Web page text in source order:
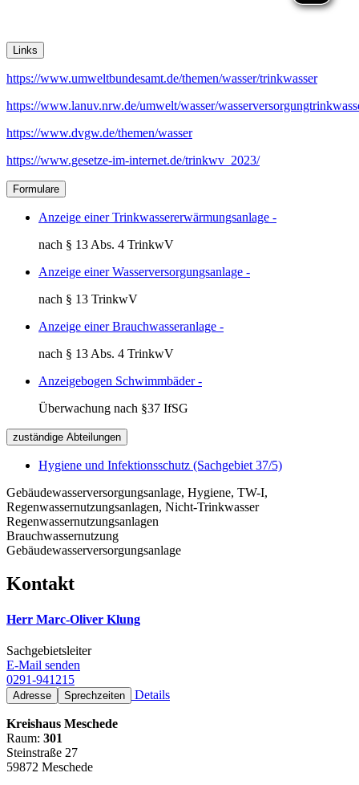
Links
https://www.umweltbundesamt.de/themen/wasser/trinkwasser
https://www.lanuv.nrw.de/umwelt/wasser/
https://www.dvgw.de/themen/wasser
https://www.gesetze-im-internet.de/trinkwv_2023/
Formulare
Anzeige einer Trinkwassererwärmungsanlage -
nach § 13 Abs. 4 TrinkwV
Anzeige einer Wasserversorgungsanlage -
nach § 13 TrinkwV
Anzeige einer Brauchwasseranlage -
nach § 13 Abs. 4 TrinkwV
Anzeigebogen Schwimmbäder -
Überwachung nach §37 IfSG
zuständige Abteilungen
Hygiene und Infektionsschutz (Sachgebiet 37/5)
Gebäudewasserversorgungsanlage, Hygiene, TW-I,
Regenwassernutzungsanlagen, Nicht-Trinkwasser
Regenwassernutzungsanlagen
Brauchwassernutzung
Gebäudewasserversorgungsanlage
Kontakt
Herr Marc-Oliver Klung
Sachgebietsleiter
E-Mail senden
0291-941215
Adresse Sprechzeiten Details
Kreishaus Meschede
Raum: 301
Steinstraße 27
59872 Meschede